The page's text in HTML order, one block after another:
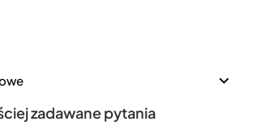
zadawane pytania